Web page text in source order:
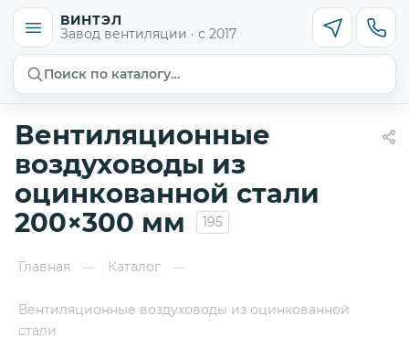
ВИНТЭЛ
Завод вентиляции · с 2017
Поиск по каталогу…
Вентиляционные
воздуховоды из
оцинкованной стали
200×300 мм
195
Главная — Каталог —
Вентиляционные воздуховоды из оцинкованной
стали